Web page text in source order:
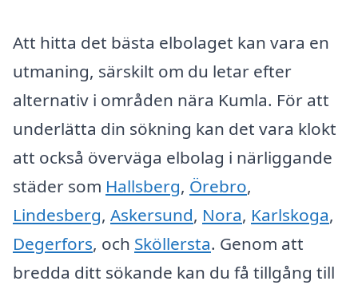
Att hitta det bästa elbolaget kan vara en
utmaning, särskilt om du letar efter
alternativ i områden nära Kumla. För att
underlätta din sökning kan det vara klokt
att också överväga elbolag i närliggande
städer som Hallsberg, Örebro,
Lindesberg, Askersund, Nora, Karlskoga,
Degerfors, och Sköllersta. Genom att
bredda ditt sökande kan du få tillgång till